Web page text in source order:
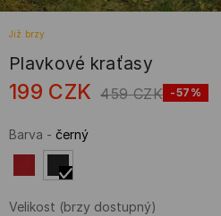
Již brzy
Plavkové kraťasy
199 CZK 459 CZK -57%
Barva - černý
Velikost (brzy dostupný)